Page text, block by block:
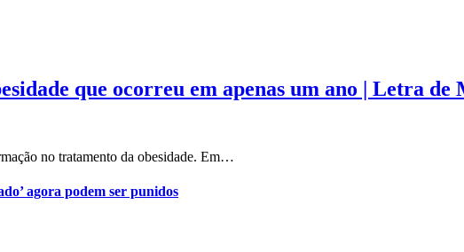
que ocorreu em apenas um ano | Letra de
no tratamento da obesidade. Em…
agora podem ser punidos